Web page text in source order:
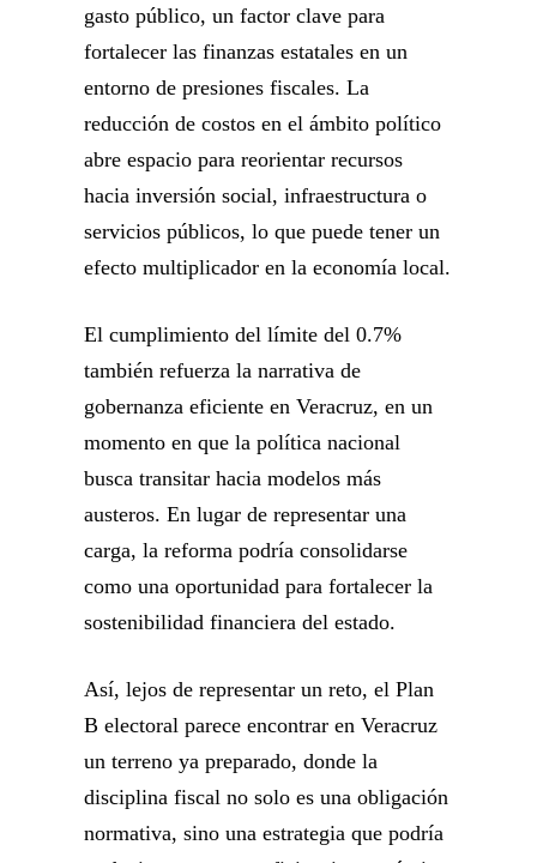
gasto público, un factor clave para
fortalecer las finanzas estatales en un
entorno de presiones fiscales. La
reducción de costos en el ámbito político
abre espacio para reorientar recursos
hacia inversión social, infraestructura o
servicios públicos, lo que puede tener un
efecto multiplicador en la economía local.
El cumplimiento del límite del 0.7%
también refuerza la narrativa de
gobernanza eficiente en Veracruz, en un
momento en que la política nacional
busca transitar hacia modelos más
austeros. En lugar de representar una
carga, la reforma podría consolidarse
como una oportunidad para fortalecer la
sostenibilidad financiera del estado.
Así, lejos de representar un reto, el Plan
B electoral parece encontrar en Veracruz
un terreno ya preparado, donde la
disciplina fiscal no solo es una obligación
normativa, sino una estrategia que podría